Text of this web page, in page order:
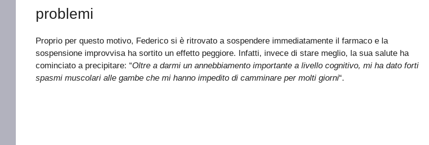
problemi
Proprio per questo motivo, Federico si è ritrovato a sospendere immediatamente il farmaco e la
sospensione improvvisa ha sortito un effetto peggiore. Infatti, invece di stare meglio, la sua salute ha
cominciato a precipitare: “Oltre a darmi un annebbiamento importante a livello cognitivo, mi ha dato forti
spasmi muscolari alle gambe che mi hanno impedito di camminare per molti giorni“.